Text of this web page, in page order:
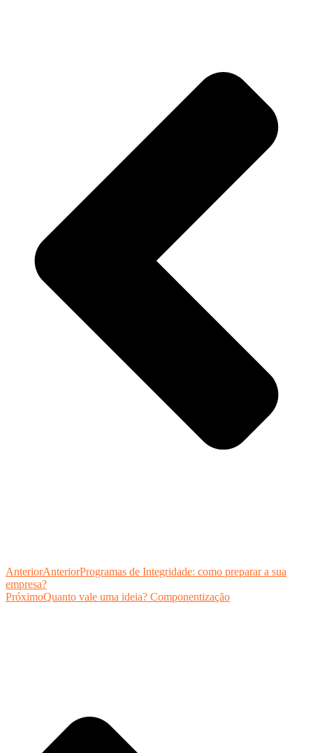
AnteriorAnteriorProgramas de Integridade: como preparar a sua
empresa?
PróximoQuanto vale uma ideia? Componentização